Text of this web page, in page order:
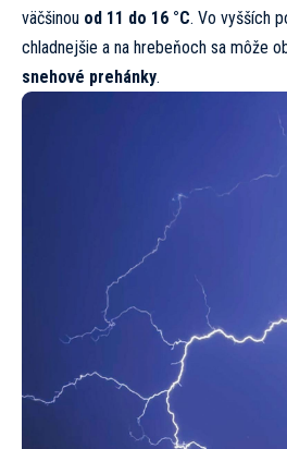
väčšinou od 11 do 16 °C. Vo vyšších
chladnejšie a na hrebeňoch sa môže
snehové prehánky.